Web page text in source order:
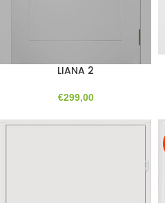
LIANA 2
€299,00